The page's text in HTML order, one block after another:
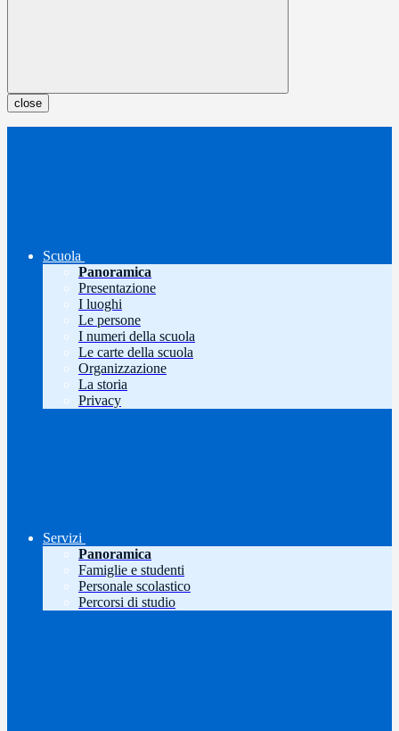
close
Scuola
Panoramica
Presentazione
I luoghi
Le persone
I numeri della scuola
Le carte della scuola
Organizzazione
La storia
Privacy
Servizi
Panoramica
Famiglie e studenti
Personale scolastico
Percorsi di studio